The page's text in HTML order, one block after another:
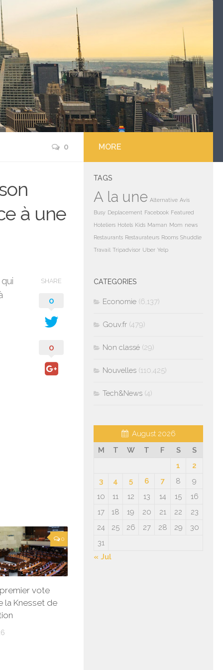
0
à une
SHARE
0
0
0
vote
la Knesset de
MORE
TAGS
A la une Alternative Avis
Busy Deplacement Facebook Featured
Hoteliers Hotels Kids Maman Mom news
Restaurants Restaurateurs Rooms Shuddle
Travail Tripadvisor Uber Yelp
CATEGORIES
Economie (6,137)
Gouv.fr (479)
Non classé (29)
Nouvelles (110,425)
Tech&News (4)
August 2026
M
T W T F S
S
1
2
3
4 5 6 7 8
9
10
11 12 13 14 15
16
17
18 19 20 21 22
23
24
25 26 27 28 29
30
31
« Jul